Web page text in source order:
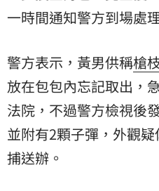
一時間通知警方到場處
警方表示，黃男供稱槍
放在包包內忘記取出，
法院，不過警方檢視後
並附有2顆子彈，外觀
捕送辦。